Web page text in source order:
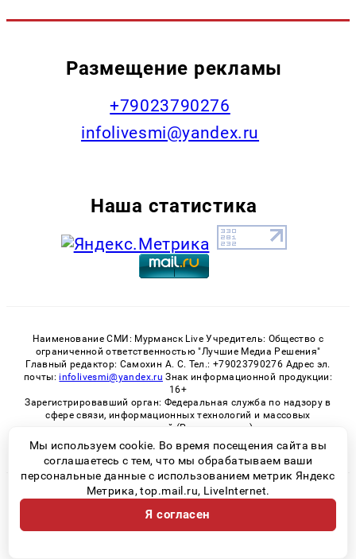
Размещение рекламы
+79023790276
infolivesmi@yandex.ru
Наша статистика
Наименование СМИ: Мурманск Live Учредитель: Общество с
ограниченной ответственностью "Лучшие Медиа Решения"
Главный редактор: Самохин А. С. Тел.: +79023790276 Адрес эл.
почты: infolivesmi@yandex.ru Знак информационной продукции:
16+
Зарегистрировавший орган: Федеральная служба по надзору в
сфере связи, информационных технологий и массовых
коммуникаций (Роскомнадзор)
Регистрационный номер СМИ ЭЛ № ФС 77 - 82534 от 21.01.2022
© 2026 «Murmansk-live» | Все права защищены
Возрастная категория сайта 16+
Политика конфиденциальности
Мы используем cookie. Во время посещения сайта вы
соглашаетесь с тем, что мы обрабатываем ваши
персональные данные с использованием метрик Яндекс
Метрика, top.mail.ru, LiveInternet.
Я согласен